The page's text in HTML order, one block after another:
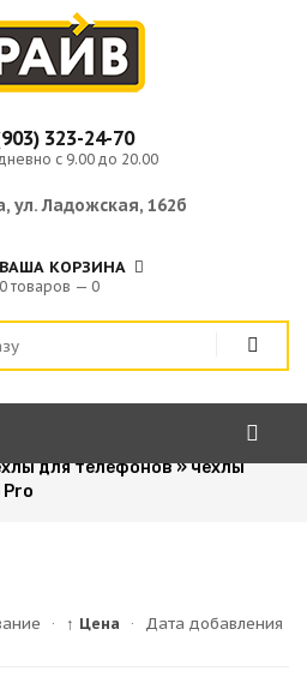
323-24-70
с 9.00 до 20.00
ул. Ладожская, 162б
ВАША КОРЗИНА
0 товаров — 0
Для сотовых телефонов
для телефонов»чехлы
Pro
· ↑ Цена · Дата добавления